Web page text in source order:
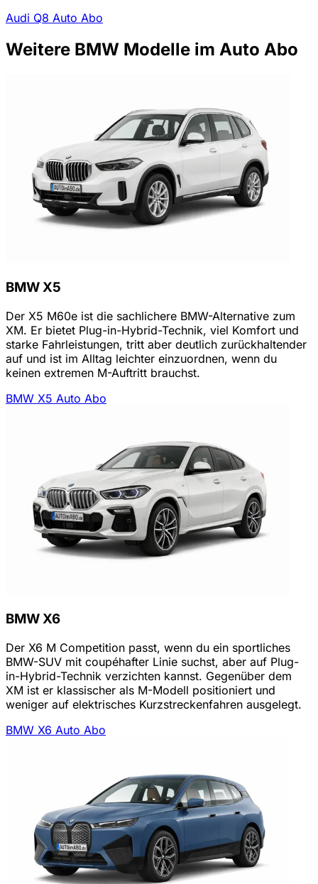
Audi Q8 Auto Abo
Weitere BMW Modelle im Auto Abo
BMW X5
Der X5 M60e ist die sachlichere BMW-Alternative zum
XM. Er bietet Plug-in-Hybrid-Technik, viel Komfort und
starke Fahrleistungen, tritt aber deutlich zurückhaltender
auf und ist im Alltag leichter einzuordnen, wenn du
keinen extremen M-Auftritt brauchst.
BMW X5 Auto Abo
BMW X6
Der X6 M Competition passt, wenn du ein sportliches
BMW-SUV mit coupéhafter Linie suchst, aber auf Plug-
in-Hybrid-Technik verzichten kannst. Gegenüber dem
XM ist er klassischer als M-Modell positioniert und
weniger auf elektrisches Kurzstreckenfahren ausgelegt.
BMW X6 Auto Abo